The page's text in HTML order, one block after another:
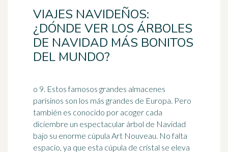
VIAJES NAVIDEÑOS:
¿DÓNDE VER LOS ÁRBOLES
DE NAVIDAD MÁS BONITOS
DEL MUNDO?
o 9. Estos famosos grandes almacenes
parisinos son los más grandes de Europa. Pero
también es conocido por acoger cada
diciembre un espectacular árbol de Navidad
bajo su enorme cúpula Art Nouveau. No falta
espacio, ya que esta cúpula de cristal se eleva